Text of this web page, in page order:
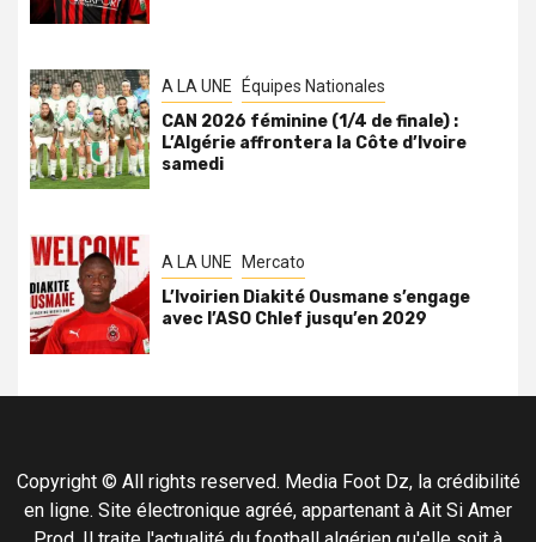
A LA UNE Équipes Nationales
CAN 2026 féminine (1/4 de finale) :
L’Algérie affrontera la Côte d’Ivoire
samedi
A LA UNE Mercato
L’Ivoirien Diakité Ousmane s’engage
avec l’ASO Chlef jusqu’en 2029
Copyright © All rights reserved. Media Foot Dz, la crédibilité
en ligne. Site électronique agréé, appartenant à Ait Si Amer